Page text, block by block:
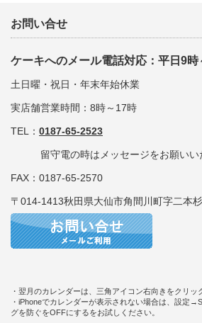
お問い合せ
ケーキへのメール電話対応：平日9時
土日曜・祝日・年末年始休業
実店舗営業時間：8時～17時
TEL： 0187-65-2523
留守電の時はメッセージをお願いい
FAX：0187-65-2570
〒014-1413秋田県大仙市角間川町字二本
・翌月のカレンダーは、三角アイコン右向きをクリッ
・iPhoneでカレンダーが表示されない場合は、設定
グを防ぐをOFFにするをお試しください。